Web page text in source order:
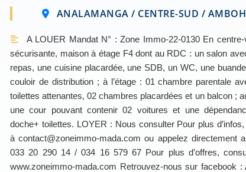
ANALAMANGA / CENTRE-SUD /
A LOUER Mandat N° : Zone Immo-22-0130 En
sécurisante, maison à étage F4 dont au RDC : un salon
repas, une cuisine placardée, une SDB, un WC, une
couloir de distribution ; à l’étage : 01 chambre parentale
toilettes attenantes, 02 chambres placardées et un balcon ;
une cour pouvant contenir 02 voitures et une
doche+ toilettes. LOYER : Nous consulter Pour plus
à contact@zoneimmo-mada.com ou appelez directement
033 20 290 14 / 034 16 579 67 Pour plus d’offres,
www.zoneimmo-mada.com Retrouvez-nous sur facebook :